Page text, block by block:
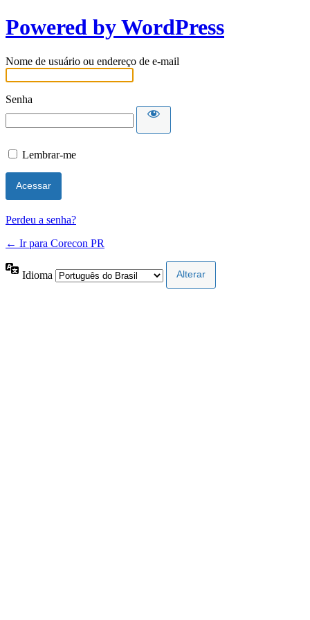
Powered by WordPress
Nome de usuário ou endereço de e-mail
Senha
Lembrar-me
Perdeu a senha?
← Ir para Corecon PR
Idioma